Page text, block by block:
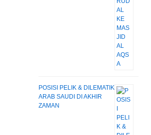
POSISI PELIK & DILEMATIK
ARAB SAUDI DI AKHIR
ZAMAN